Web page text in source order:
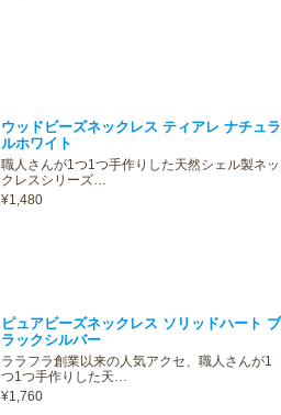
ウッドビーズネックレス ティアレ ナチュラ
ルホワイト
職人さんが1つ1つ手作りした天然シェル製ネッ
クレスシリーズ…
¥1,480
ピュアビーズネックレス ソリッドハート ブ
ラックシルバー
ララフラ創業以来の人気アクセ、職人さんが1
つ1つ手作りした天…
¥1,760